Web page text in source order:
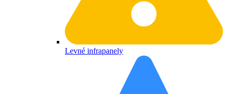
Levné infrapanely